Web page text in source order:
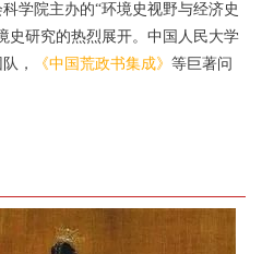
学院主办的“环境史视野与经济史
史研究的热烈展开。中国人民大学
，
《中国荒政书集成》 等巨著问